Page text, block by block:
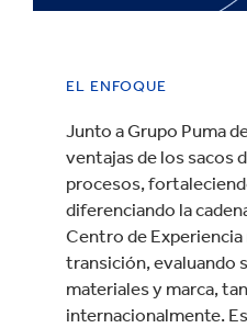
EL ENFOQUE
Junto a Grupo Puma
ventajas de los sacos
procesos,
diferenciando la
Centro de Experiencia
transición, evaluando
materiales y marca,
internacionalmente.